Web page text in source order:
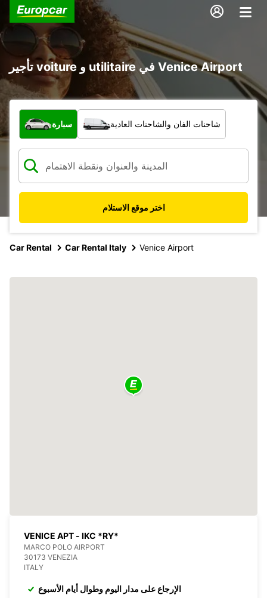
تأجير voiture و utilitaire في Venice Airport
ما نوع المركبة؟
سيارة شاحنات الفان والشاحنات العادية
اختر موقع الاستلام
Car Rental Car Rental Italy Venice Airport
VENICE APT - IKC *RY*
MARCO POLO AIRPORT
30173 VENEZIA
ITALY
الإرجاع على مدار اليوم وطوال أيام الأسبوع